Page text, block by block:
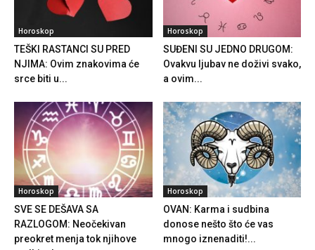
Horoskop
TEŠKI RASTANCI SU PRED
NJIMA: Ovim znakovima će
srce biti u...
Horoskop
SUĐENI SU JEDNO DRUGOM:
Ovakvu ljubav ne doživi svako,
a ovim...
Horoskop
SVE SE DEŠAVA SA
RAZLOGOM: Neočekivan
preokret menja tok njihove
Horoskop
OVAN: Karma i sudbina
donose nešto što će vas
mnogo iznenaditi!...